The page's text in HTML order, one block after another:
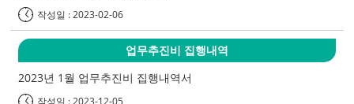
작성일 : 2023-02-06
업무추진비 집행내역
2023년 1월 업무추진비 집행내역서